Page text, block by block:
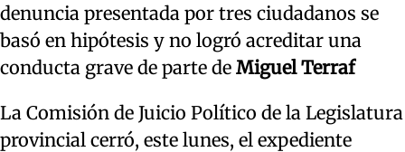
denuncia presentada por tres ciudadanos se
basó en hipótesis y no logró acreditar una
conducta grave de parte de Miguel Terraf
La Comisión de Juicio Político de la Legislatura
provincial cerró, este lunes, el expediente